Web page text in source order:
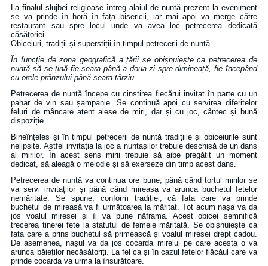
La finalul slujbei religioase întreg alaiul de nuntă prezent la eveniment
se va prinde în horă în fața bisericii, iar mai apoi va merge către
restaurant sau spre locul unde va avea loc petrecerea dedicată
căsătoriei.
Obiceiuri, tradiții și superstiții în timpul petrecerii de nuntă
În funcție de zona geografică a țării se obișnuiește ca petrecerea de
nuntă să se țină fie seara până a doua zi spre dimineață, fie începând
cu orele prânzului până seara târziu.
Petrecerea de nuntă începe cu cinstirea fiecărui invitat în parte cu un
pahar de vin sau șampanie. Se continuă apoi cu servirea diferitelor
feluri de mâncare atent alese de miri, dar și cu joc, cântec și bună
dispoziție.
Bineînțeles și în timpul petrecerii de nuntă tradițiile și obiceiurile sunt
nelipsite. Astfel invitația la joc a nuntașilor trebuie deschisă de un dans
al mirilor. În acest sens mirii trebuie să aibe pregătit un moment
dedicat, să aleagă o melodie și să exerseze din timp acest dans.
Petrecerea de nuntă va continua ore bune, până când tortul mirilor se
va servi invitaților și până când mireasa va arunca buchetul fetelor
nemăritate. Se spune, conform tradiției, că fata care va prinde
buchetul de mireasă va fi următoarea la măritat. Tot acum nașa va da
jos voalul miresei și îi va pune năframa. Acest obicei semnifică
trecerea tinerei fete la statutul de femeie măritată. Se obișnuiește ca
fata care a prins buchetul să primească și voalul miresei drept cadou.
De asemenea, nașul va da jos cocarda mirelui pe care acesta o va
arunca băieților necăsătoriți. La fel ca și în cazul fetelor flăcăul care va
prinde cocarda va urma la însurătoare.